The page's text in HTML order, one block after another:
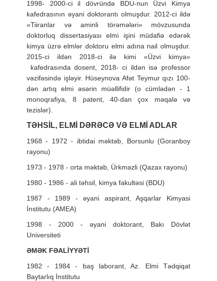
1998- 2000-ci il dövründə BDU-nun Üzvi Kimya
kafedrasının əyani doktorantı olmuşdur. 2012-ci ildə
«Tiiranlar və aminli törəmələri» mövzusunda
doktorluq dissertasiyası elmi işini müdafiə edərək
kimya üzrə elmlər doktoru elmi adına nail olmuşdur.
2015-ci ildən 2018-ci ilə kimi «Üzvi kimya»
kafedrasında dosent, 2018- ci ildən isə professor
vəzifəsində işləyir. Hüseynova Afət Teymur qızı 100-
dən artıq elmi əsərin müəllifidir (o cümlədən - 1
monoqrafiya, 8 patent, 40-dan çox məqalə və
tezislər).
TƏHSİL, ELMİ DƏRƏCƏ VƏ ELMİ ADLAR
1968 - 1972 - ibtidai məktəb, Borsunlu (Goranboy
rayonu)
1973 - 1978 - orta məktəb, Ürkməzli (Qazax rayonu)
1980 - 1986 - ali təhsil, kimya fakultəsi (BDU)
1987 - 1989 -əyani aspirant, Aşqarlar Kimyasi
İnstitutu (AMEA)
1998 - 2000 - əyani doktorant, Bakı Dövlət
Universiteti
ƏMƏK FƏALİYYƏTİ
1982 - 1984 - baş laborant, Az. Elmi Tədqiqat
Baytarlıq İnstitutu